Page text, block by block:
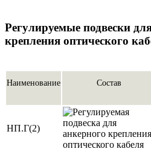
Регулируемые подвески
крепления оптического
Наименование Состав
НП.Г(2)